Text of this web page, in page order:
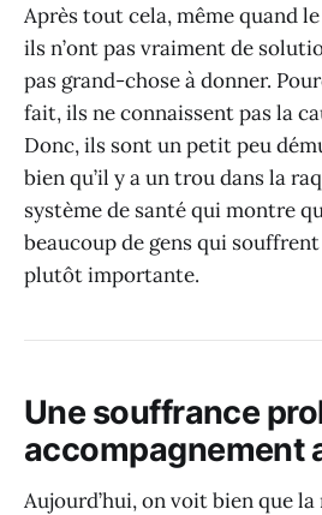
Après tout cela, même quand
ils n’ont pas vraiment de
pas grand-chose à donner.
fait, ils ne connaissent pas la
Donc, ils sont un petit peu
bien qu’il y a un trou dans la
système de santé qui montre
beaucoup de gens qui souffrent
plutôt importante.
Une souffrance
accompagnement
Aujourd’hui, on voit bien que la